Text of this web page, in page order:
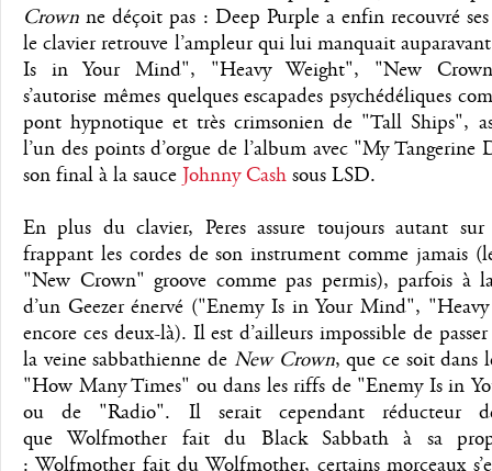
Crown ne déçoit pas : Deep Purple a enfin recouvré
le clavier retrouve l’ampleur qui lui manquait
Is in Your Mind", "Heavy Weight", "New
s’autorise mêmes quelques escapades psychédéliques
pont hypnotique et très crimsonien de "Tall Ships",
l’un des points d’orgue de l’album avec "My Tangerine
son final à la sauce Johnny Cash sous LSD.
En plus du clavier, Peres assure toujours autant sur
frappant les cordes de son instrument comme jamais
"New Crown" groove comme pas permis), parfois à
d’un Geezer énervé ("Enemy Is in Your Mind",
encore ces deux-là). Il est d’ailleurs impossible de
la veine sabbathienne de New Crown, que ce soit dans
"How Many Times" ou dans les riffs de "Enemy Is in
ou de "Radio". Il serait cependant réducteur
que Wolfmother fait du Black Sabbath à sa
: Wolfmother fait du Wolfmother, certains morceaux